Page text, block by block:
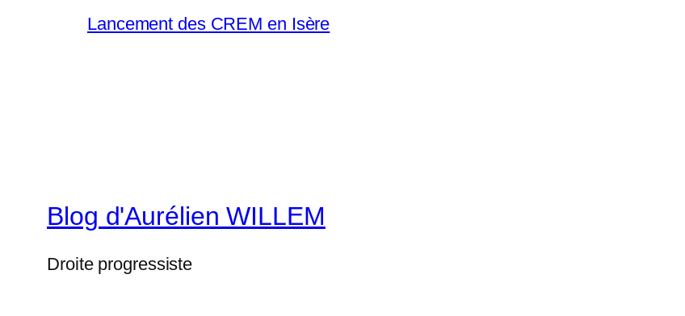
Lancement des CREM en Isère
Blog d'Aurélien WILLEM
Droite progressiste